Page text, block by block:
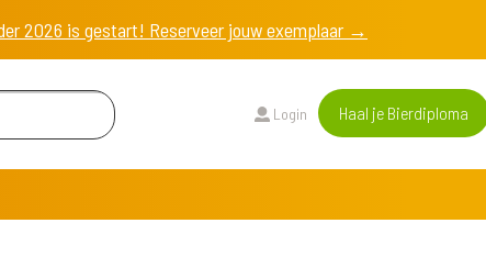
2026 is gestart! Reserveer jouw exemplaar →
Login Haal je Bierdiploma